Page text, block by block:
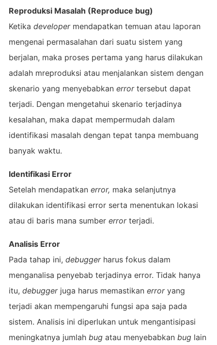
Reproduksi Masalah (Reproduce bug)
Ketika developermendapatkan temuan atau laporan
mengenai permasalahan dari suatu sistem yang
berjalan, maka proses pertama yang harus dilakukan
adalah mreproduksi atau menjalankan sistem dengan
skenario yang menyebabkan errortersebut dapat
terjadi. Dengan mengetahui skenario terjadinya
kesalahan, maka dapat mempermudah dalam
identifikasi masalah dengan tepat tanpa membuang
banyak waktu.
Identifikasi Error
Setelah mendapatkan error, maka selanjutnya
dilakukan identifikasi error serta menentukan lokasi
atau di baris mana sumber errorterjadi.
Analisis Error
Pada tahap ini, debuggerharus fokus dalam
menganalisa penyebab terjadinya error. Tidak hanya
itu, debugger juga harus memastikanerroryang
terjadi akan mempengaruhi fungsi apa saja pada
sistem. Analisis ini diperlukan untuk mengantisipasi
meningkatnya jumlah bugatau menyebabkan buglain